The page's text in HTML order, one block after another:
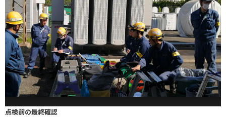
点検前の最終確認